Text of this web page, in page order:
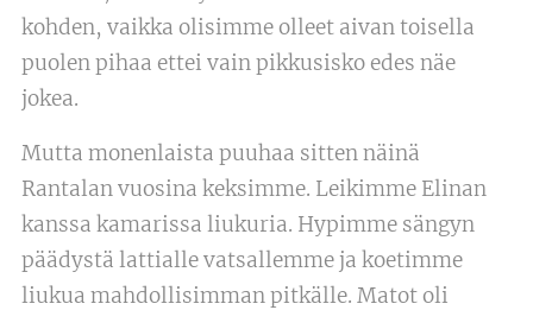
kohden, vaikka olisimme olleet aivan toisella
puolen pihaa ettei vain pikkusisko edes näe
jokea.
Mutta monenlaista puuhaa sitten näinä
Rantalan vuosina keksimme. Leikimme Elinan
kanssa kamarissa liukuria. Hypimme sängyn
päädystä lattialle vatsallemme ja koetimme
liukua mahdollisimman pitkälle. Matot oli